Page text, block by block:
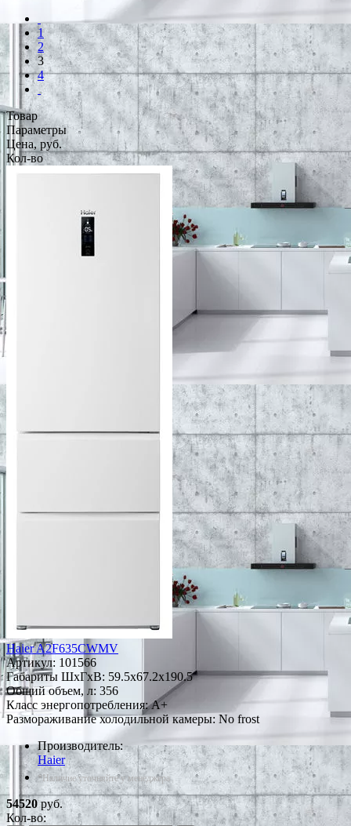
1
2
3
4
Товар
Параметры
Цена, руб.
Кол-во
Haier A2F635CWMV
Артикул: 101566
Габариты ШxГxВ: 59.5x67.2x190.5
Общий объем, л: 356
Класс энергопотребления: A+
Размораживание холодильной камеры: No frost
Производитель:
Haier
*Наличие уточняйте у менеджера
54520руб.
Кол-во: